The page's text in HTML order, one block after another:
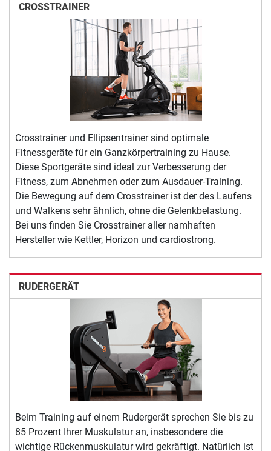
CROSSTRAINER
Crosstrainer und Ellipsentrainer sind optimale
Fitnessgeräte für ein Ganzkörpertraining zu Hause.
Diese Sportgeräte sind ideal zur Verbesserung der
Fitness, zum Abnehmen oder zum Ausdauer-Training.
Die Bewegung auf dem Crosstrainer ist der des Laufens
und Walkens sehr ähnlich, ohne die Gelenkbelastung.
Bei uns finden Sie Crosstrainer aller namhaften
Hersteller wie Kettler, Horizon und cardiostrong.
RUDERGERÄT
Beim Training auf einem Rudergerät sprechen Sie bis zu
85 Prozent Ihrer Muskulatur an, insbesondere die
wichtige Rückenmuskulatur wird gekräftigt. Natürlich ist